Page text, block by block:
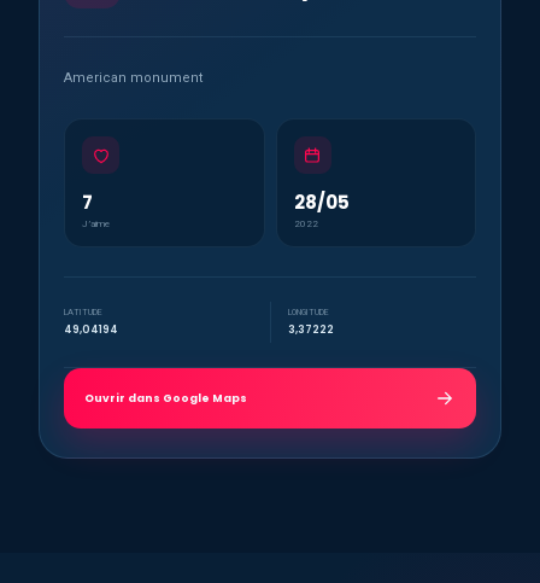
American monument
7
J’aime
28/05
2022
LATITUDE
49,04194
LONGITUDE
3,37222
Ouvrir dans Google Maps